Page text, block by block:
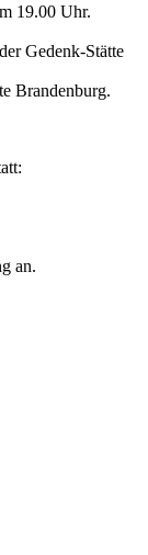
19.00 Uhr.
Gedenk-Stätte
Brandenburg.
an.